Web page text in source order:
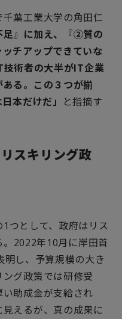
葉工業大学の角田仁
足』に加え、『②質の
チアップできていな
技術者の大半がIT企業
る。この３つが揃
本だけだ」
と指摘す
スキリング政
1 つとして、政府はリス
2022年10月に岸田首
明し、予算規模の大き
グ政策では研修受
助成金が支給され
えるが、真の成果に